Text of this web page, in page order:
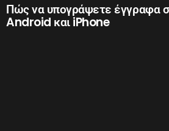
Πώς να υπογράψετε έγγραφα
Android και iPhone